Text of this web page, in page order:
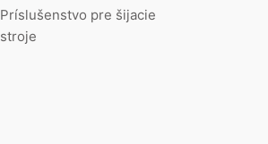
Príslušenstvo pre šijacie
stroje